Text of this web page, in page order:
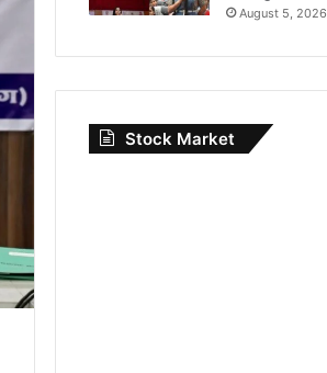
August 5, 2026
Stock Market